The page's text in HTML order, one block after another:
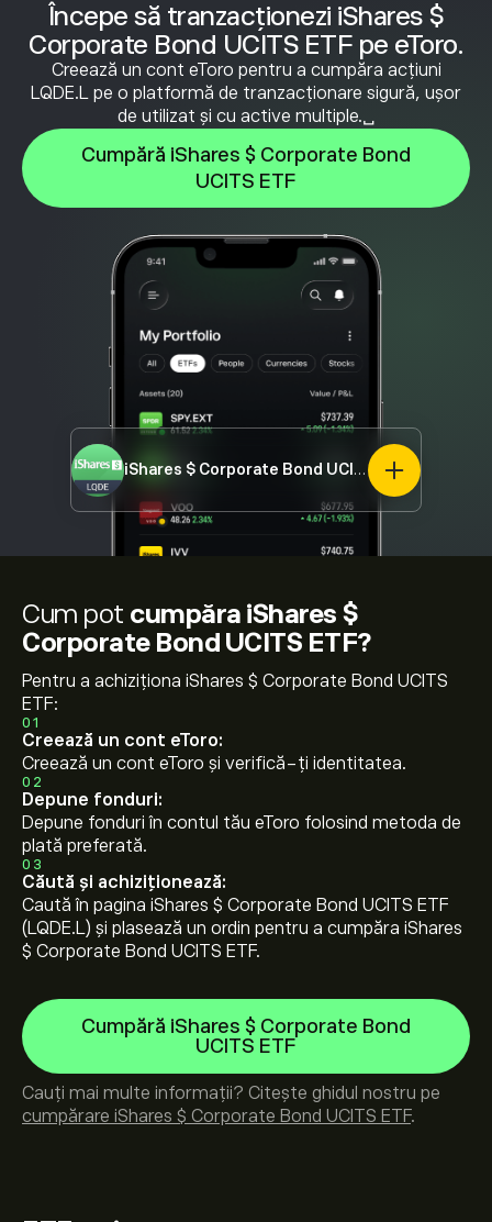
Începe să tranzacționezi iShares $
Corporate Bond UCITS ETF pe eToro.
Creează un cont eToro pentru a cumpăra acțiuni
LQDE.L pe o platformă de tranzacționare sigură, ușor
de utilizat și cu active multiple.␣
Cumpără iShares $ Corporate Bond
UCITS ETF
iShares $ Corporate Bond UCITS ETF LQDE.L
Cum pot cumpăra iShares $
Corporate Bond UCITS ETF?
Pentru a achiziționa iShares $ Corporate Bond UCITS
ETF:
01
Creează un cont eToro:
Creează un cont eToro și verifică-ți identitatea.
02
Depune fonduri:
Depune fonduri în contul tău eToro folosind metoda de
plată preferată.
03
Căută și achiziționează:
Caută în pagina iShares $ Corporate Bond UCITS ETF
(LQDE.L) și plasează un ordin pentru a cumpăra iShares
$ Corporate Bond UCITS ETF.
Cumpără iShares $ Corporate Bond
UCITS ETF
Cauți mai multe informații? Citește ghidul nostru pe
cumpărare iShares $ Corporate Bond UCITS ETF.